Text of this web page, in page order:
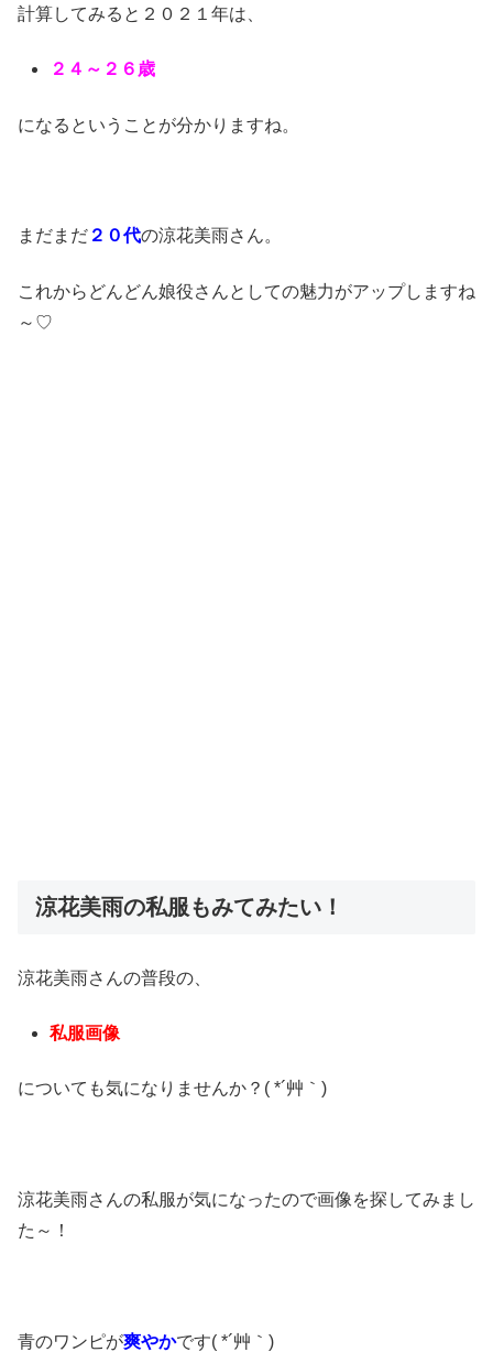
計算してみると２０２１年は、
２４～２６歳
になるということが分かりますね。
まだまだ ２０代の涼花美雨さん。
これからどんどん娘役さんとしての魅力がアップしますね
～♡
涼花美雨の私服もみてみたい！
涼花美雨さんの普段の、
私服画像
についても気になりませんか？( *´艸｀)
涼花美雨さんの私服が気になったので画像を探してみまし
た～！
青のワンピが爽やかです( *´艸｀)